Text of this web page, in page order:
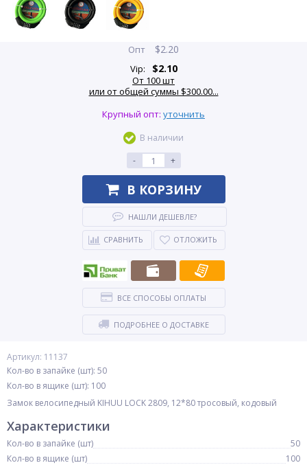
Артикул: 11137
Кол-во в запайке (шт): 50
Кол-во в ящике (шт): 100
Замок велосипедный KIHUU LOCK 2809, 12*80 тросовый, кодовый
Опт $2.20
Vip: $2.10
От 100 шт
или от общей суммы $300.00...
Крупный опт: уточнить
В наличии
-
+
В КОРЗИНУ
НАШЛИ ДЕШЕВЛЕ?
СРАВНИТЬ ОТЛОЖИТЬ
ВСЕ СПОСОБЫ ОПЛАТЫ
ПОДРОБНЕЕ О ДОСТАВКЕ
Характеристики
Кол-во в запайке (шт)
50
Кол-во в ящике (шт)
100